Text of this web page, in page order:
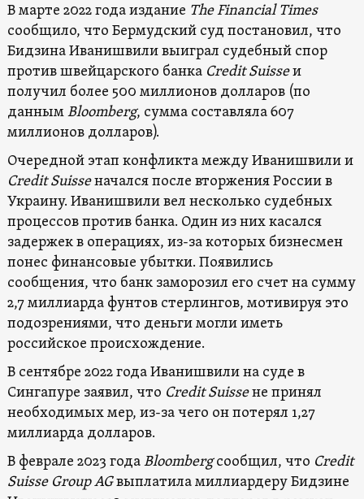
В марте 2022 года издание The Financial Times
сообщило, что Бермудский суд постановил, что
Бидзина Иванишвили выиграл судебный спор
против швейцарского банка Credit Suisseи
получил более 500 миллионов долларов (по
даннымBloomberg, сумма составляла 607
миллионов долларов).
Очередной этап конфликта между Иванишвили и
Credit Suisseначался после вторжения России в
Украину. Иванишвили вел несколько судебных
процессов против банка. Один из них касался
задержек в операциях, из-за которых бизнесмен
понес финансовые убытки. Появились
сообщения, что банк заморозил его счет на сумму
2,7 миллиарда фунтов стерлингов, мотивируя это
подозрениями, что деньги могли иметь
российское происхождение.
В сентябре 2022 года Иванишвили на суде в
Сингапуре заявил, что Credit Suisseне принял
необходимых мер, из-за чего он потерял 1,27
миллиарда долларов.
В феврале 2023 годаBloombergсообщил, что Credit
Suisse Group AGвыплатила миллиардеру Бидзине